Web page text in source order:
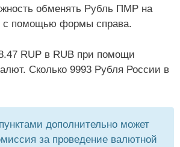
обменять Рубль ПМР на
с помощью формы справа.
RUP в RUB при помощи
Сколько 9993 Рубля России в
дополнительно может
за проведение валютной